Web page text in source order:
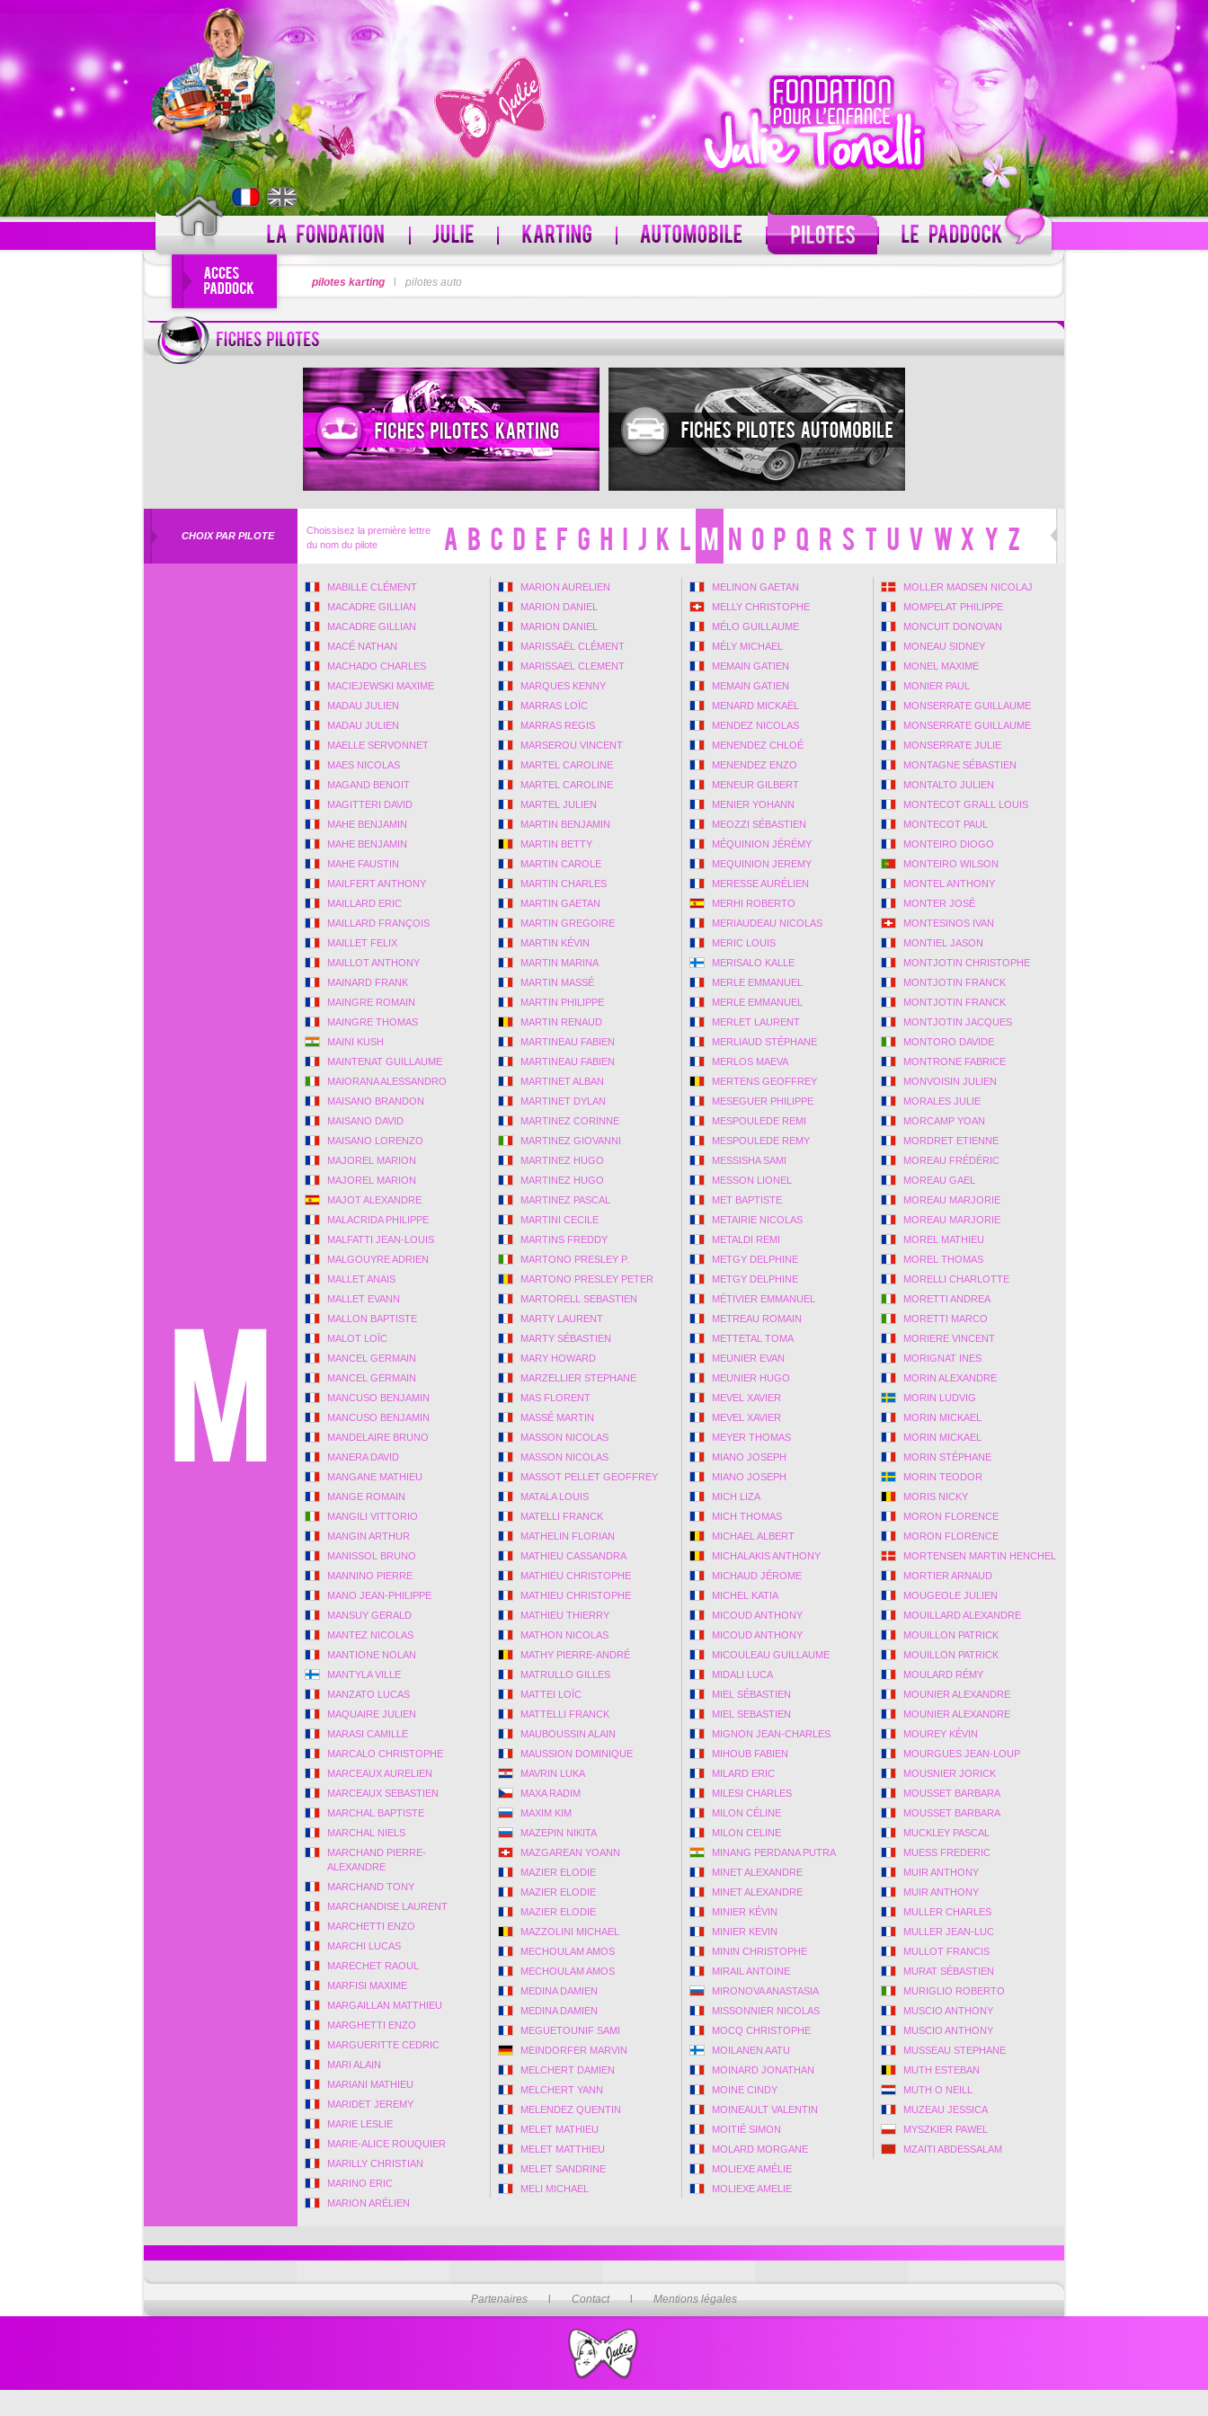
PSEUDO
Pseudo oublié ?
MOT DE PASSE
Mot de passe oublié ?
pilotes karting pilotes auto
CHOIX PAR PILOTE
Choissisez la première lettre
du nom du pilote
MABILLE CLÉMENT
MACADRE GILLIAN
MACADRE GILLIAN
MACÉ NATHAN
MACHADO CHARLES
MACIEJEWSKI MAXIME
MADAU JULIEN
MADAU JULIEN
MAELLE SERVONNET
MAES NICOLAS
MAGAND BENOIT
MAGITTERI DAVID
MAHE BENJAMIN
MAHE BENJAMIN
MAHE FAUSTIN
MAILFERT ANTHONY
MAILLARD ERIC
MAILLARD FRANÇOIS
MAILLET FELIX
MAILLOT ANTHONY
MAINARD FRANK
MAINGRE ROMAIN
MAINGRE THOMAS
MAINI KUSH
MAINTENAT GUILLAUME
MAIORANA ALESSANDRO
MAISANO BRANDON
MAISANO DAVID
MAISANO LORENZO
MAJOREL MARION
MAJOREL MARION
MAJOT ALEXANDRE
MALACRIDA PHILIPPE
MALFATTI JEAN-LOUIS
MALGOUYRE ADRIEN
MALLET ANAIS
MALLET EVANN
MALLON BAPTISTE
MALOT LOÏC
MANCEL GERMAIN
MANCEL GERMAIN
MANCUSO BENJAMIN
MANCUSO BENJAMIN
MANDELAIRE BRUNO
MANERA DAVID
MANGANE MATHIEU
MANGE ROMAIN
MANGILI VITTORIO
MANGIN ARTHUR
MANISSOL BRUNO
MANNINO PIERRE
MANO JEAN-PHILIPPE
MANSUY GERALD
MANTEZ NICOLAS
MANTIONE NOLAN
MANTYLA VILLE
MANZATO LUCAS
MAQUAIRE JULIEN
MARASI CAMILLE
MARCALO CHRISTOPHE
MARCEAUX AURELIEN
MARCEAUX SEBASTIEN
MARCHAL BAPTISTE
MARCHAL NIELS
MARCHAND PIERRE-
ALEXANDRE
MARCHAND TONY
MARCHANDISE LAURENT
MARCHETTI ENZO
MARCHI LUCAS
MARECHET RAOUL
MARFISI MAXIME
MARGAILLAN MATTHIEU
MARGHETTI ENZO
MARGUERITTE CEDRIC
MARI ALAIN
MARIANI MATHIEU
MARIDET JEREMY
MARIE LESLIE
MARIE-ALICE ROUQUIER
MARILLY CHRISTIAN
MARINO ERIC
MARION ARÉLIEN
MARION AURELIEN
MARION DANIEL
MARION DANIEL
MARISSAËL CLÉMENT
MARISSAEL CLEMENT
MARQUES KENNY
MARRAS LOÏC
MARRAS REGIS
MARSEROU VINCENT
MARTEL CAROLINE
MARTEL CAROLINE
MARTEL JULIEN
MARTIN BENJAMIN
MARTIN BETTY
MARTIN CAROLE
MARTIN CHARLES
MARTIN GAETAN
MARTIN GREGOIRE
MARTIN KÉVIN
MARTIN MARINA
MARTIN MASSÉ
MARTIN PHILIPPE
MARTIN RENAUD
MARTINEAU FABIEN
MARTINEAU FABIEN
MARTINET ALBAN
MARTINET DYLAN
MARTINEZ CORINNE
MARTINEZ GIOVANNI
MARTINEZ HUGO
MARTINEZ HUGO
MARTINEZ PASCAL
MARTINI CECILE
MARTINS FREDDY
MARTONO PRESLEY P.
MARTONO PRESLEY PETER
MARTORELL SEBASTIEN
MARTY LAURENT
MARTY SÉBASTIEN
MARY HOWARD
MARZELLIER STEPHANE
MAS FLORENT
MASSÉ MARTIN
MASSON NICOLAS
MASSON NICOLAS
MASSOT PELLET GEOFFREY
MATALA LOUIS
MATELLI FRANCK
MATHELIN FLORIAN
MATHIEU CASSANDRA
MATHIEU CHRISTOPHE
MATHIEU CHRISTOPHE
MATHIEU THIERRY
MATHON NICOLAS
MATHY PIERRE-ANDRÉ
MATRULLO GILLES
MATTEI LOÏC
MATTELLI FRANCK
MAUBOUSSIN ALAIN
MAUSSION DOMINIQUE
MAVRIN LUKA
MAXA RADIM
MAXIM KIM
MAZEPIN NIKITA
MAZGAREAN YOANN
MAZIER ELODIE
MAZIER ELODIE
MAZIER ELODIE
MAZZOLINI MICHAEL
MECHOULAM AMOS
MECHOULAM AMOS
MEDINA DAMIEN
MEDINA DAMIEN
MEGUETOUNIF SAMI
MEINDORFER MARVIN
MELCHERT DAMIEN
MELCHERT YANN
MELENDEZ QUENTIN
MELET MATHIEU
MELET MATTHIEU
MELET SANDRINE
MELI MICHAEL
MELINON GAETAN
MELLY CHRISTOPHE
MÉLO GUILLAUME
MÉLY MICHAEL
MEMAIN GATIEN
MEMAIN GATIEN
MENARD MICKAËL
MENDEZ NICOLAS
MENENDEZ CHLOÉ
MENENDEZ ENZO
MENEUR GILBERT
MENIER YOHANN
MEOZZI SÉBASTIEN
MÉQUINION JÉRÉMY
MEQUINION JEREMY
MERESSE AURÉLIEN
MERHI ROBERTO
MERIAUDEAU NICOLAS
MERIC LOUIS
MERISALO KALLE
MERLE EMMANUEL
MERLE EMMANUEL
MERLET LAURENT
MERLIAUD STÉPHANE
MERLOS MAEVA
MERTENS GEOFFREY
MESEGUER PHILIPPE
MESPOULEDE REMI
MESPOULEDE REMY
MESSISHA SAMI
MESSON LIONEL
MET BAPTISTE
METAIRIE NICOLAS
METALDI REMI
METGY DELPHINE
METGY DELPHINE
MÉTIVIER EMMANUEL
METREAU ROMAIN
METTETAL TOMA
MEUNIER EVAN
MEUNIER HUGO
MEVEL XAVIER
MEVEL XAVIER
MEYER THOMAS
MIANO JOSEPH
MIANO JOSEPH
MICH LIZA
MICH THOMAS
MICHAEL ALBERT
MICHALAKIS ANTHONY
MICHAUD JÉROME
MICHEL KATIA
MICOUD ANTHONY
MICOUD ANTHONY
MICOULEAU GUILLAUME
MIDALI LUCA
MIEL SÉBASTIEN
MIEL SEBASTIEN
MIGNON JEAN-CHARLES
MIHOUB FABIEN
MILARD ERIC
MILESI CHARLES
MILON CÉLINE
MILON CELINE
MINANG PERDANA PUTRA
MINET ALEXANDRE
MINET ALEXANDRE
MINIER KÉVIN
MINIER KEVIN
MININ CHRISTOPHE
MIRAIL ANTOINE
MIRONOVA ANASTASIA
MISSONNIER NICOLAS
MOCQ CHRISTOPHE
MOILANEN AATU
MOINARD JONATHAN
MOINE CINDY
MOINEAULT VALENTIN
MOITIÉ SIMON
MOLARD MORGANE
MOLIEXE AMÉLIE
MOLIEXE AMELIE
MOLLER MADSEN NICOLAJ
MOMPELAT PHILIPPE
MONCUIT DONOVAN
MONEAU SIDNEY
MONEL MAXIME
MONIER PAUL
MONSERRATE GUILLAUME
MONSERRATE GUILLAUME
MONSERRATE JULIE
MONTAGNE SÉBASTIEN
MONTALTO JULIEN
MONTECOT GRALL LOUIS
MONTECOT PAUL
MONTEIRO DIOGO
MONTEIRO WILSON
MONTEL ANTHONY
MONTER JOSÉ
MONTESINOS IVAN
MONTIEL JASON
MONTJOTIN CHRISTOPHE
MONTJOTIN FRANCK
MONTJOTIN FRANCK
MONTJOTIN JACQUES
MONTORO DAVIDE
MONTRONE FABRICE
MONVOISIN JULIEN
MORALES JULIE
MORCAMP YOAN
MORDRET ETIENNE
MOREAU FRÉDÉRIC
MOREAU GAEL
MOREAU MARJORIE
MOREAU MARJORIE
MOREL MATHIEU
MOREL THOMAS
MORELLI CHARLOTTE
MORETTI ANDREA
MORETTI MARCO
MORIERE VINCENT
MORIGNAT INES
MORIN ALEXANDRE
MORIN LUDVIG
MORIN MICKAEL
MORIN MICKAEL
MORIN STÉPHANE
MORIN TEODOR
MORIS NICKY
MORON FLORENCE
MORON FLORENCE
MORTENSEN MARTIN HENCHEL
MORTIER ARNAUD
MOUGEOLE JULIEN
MOUILLARD ALEXANDRE
MOUILLON PATRICK
MOUILLON PATRICK
MOULARD RÉMY
MOUNIER ALEXANDRE
MOUNIER ALEXANDRE
MOUREY KÉVIN
MOURGUES JEAN-LOUP
MOUSNIER JORICK
MOUSSET BARBARA
MOUSSET BARBARA
MUCKLEY PASCAL
MUESS FREDERIC
MUIR ANTHONY
MUIR ANTHONY
MULLER CHARLES
MULLER JEAN-LUC
MULLOT FRANCIS
MURAT SÉBASTIEN
MURIGLIO ROBERTO
MUSCIO ANTHONY
MUSCIO ANTHONY
MUSSEAU STEPHANE
MUTH ESTEBAN
MUTH O NEILL
MUZEAU JESSICA
MYSZKIER PAWEL
MZAITI ABDESSALAM
Partenaires Contactl Mentions légales